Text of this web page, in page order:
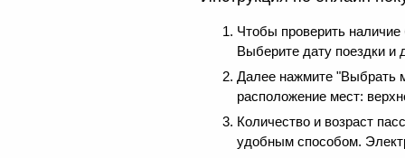
Чтобы проверить
Выберите дату поездки и
Далее нажмите "Выбрать
расположение мест:
Количество и возраст
удобным способом.